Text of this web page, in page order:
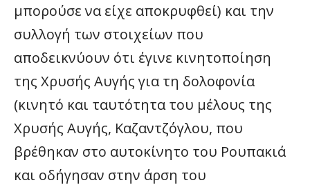
μπορούσε να είχε αποκρυφθεί) και την
συλλογή των στοιχείων που
αποδεικνύουν ότι έγινε κινητοποίηση
της Χρυσής Αυγής για τη δολοφονία
(κινητό και ταυτότητα του μέλους της
Χρυσής Αυγής, Καζαντζόγλου, που
βρέθηκαν στο αυτοκίνητο του Ρουπακιά
και οδήγησαν στην άρση του